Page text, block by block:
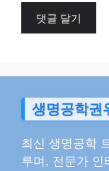
이
생명공학권
최신 생명공학
루며, 전문가 인